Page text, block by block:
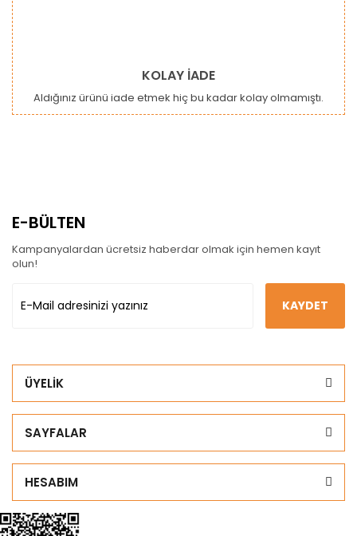
KOLAY İADE
Aldığınız ürünü iade etmek hiç bu kadar kolay olmamıştı.
E-BÜLTEN
Kampanyalardan ücretsiz haberdar olmak için hemen kayıt
olun!
KAYDET
ÜYELİK
SAYFALAR
HESABIM